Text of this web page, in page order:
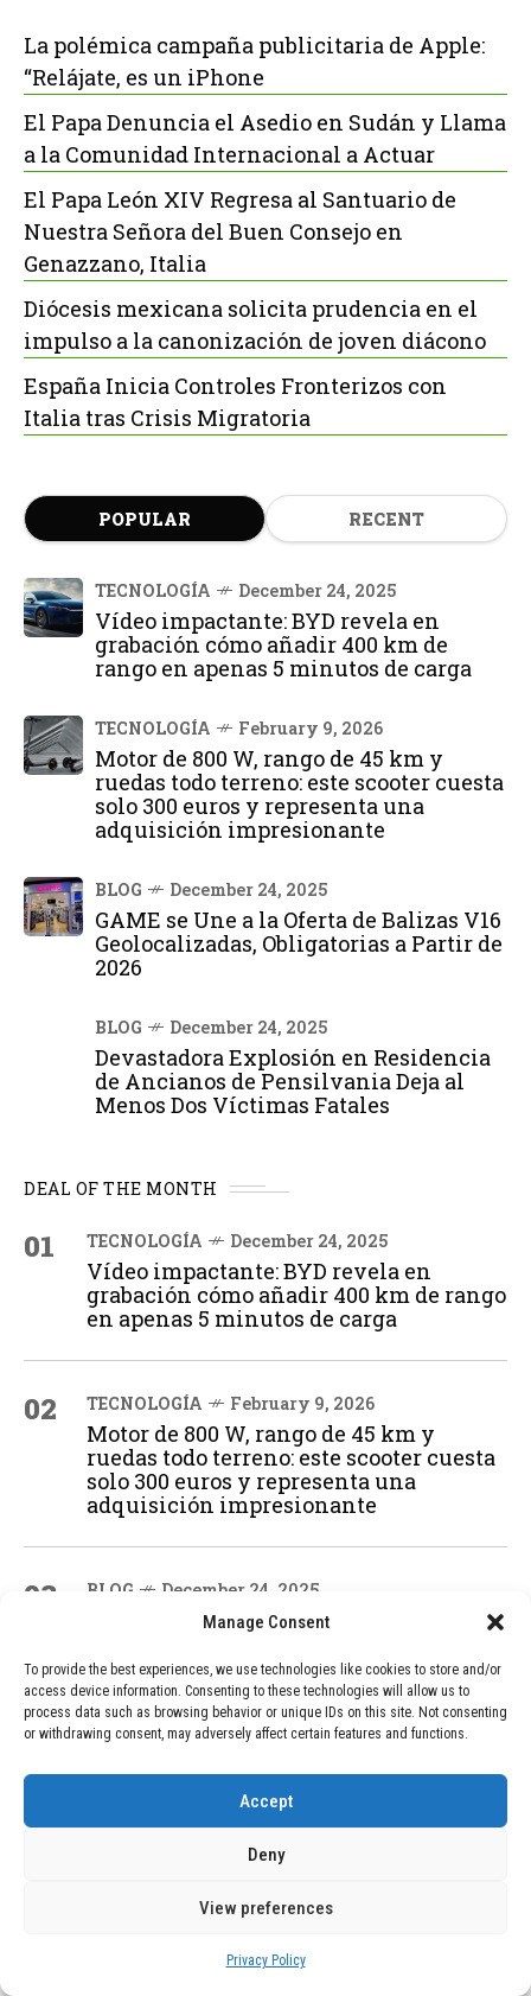
Manage Consent
To provide the best experiences, we use technologies like cookies to store and/or
access device information. Consenting to these technologies will allow us to
process data such as browsing behavior or unique IDs on this site. Not consenting
or withdrawing consent, may adversely affect certain features and functions.
Accept
Deny
View preferences
Privacy Policy
La polémica campaña publicitaria de Apple:
“Relájate, es un iPhone
El Papa Denuncia el Asedio en Sudán y Llama
a la Comunidad Internacional a Actuar
El Papa León XIV Regresa al Santuario de
Nuestra Señora del Buen Consejo en
Genazzano, Italia
Diócesis mexicana solicita prudencia en el
impulso a la canonización de joven diácono
España Inicia Controles Fronterizos con
Italia tras Crisis Migratoria
POPULAR RECENT
TECNOLOGÍA December 24, 2025
Vídeo impactante: BYD revela en
grabación cómo añadir 400 km de
rango en apenas 5 minutos de carga
TECNOLOGÍA February 9, 2026
Motor de 800 W, rango de 45 km y
ruedas todo terreno: este scooter cuesta
solo 300 euros y representa una
adquisición impresionante
BLOG December 24, 2025
GAME se Une a la Oferta de Balizas V16
Geolocalizadas, Obligatorias a Partir de
2026
BLOG December 24, 2025
Devastadora Explosión en Residencia
de Ancianos de Pensilvania Deja al
Menos Dos Víctimas Fatales
DEAL OF THE MONTH
01 TECNOLOGÍA December 24, 2025
Vídeo impactante: BYD revela en
grabación cómo añadir 400 km de rango
en apenas 5 minutos de carga
02 TECNOLOGÍA February 9, 2026
Motor de 800 W, rango de 45 km y
ruedas todo terreno: este scooter cuesta
solo 300 euros y representa una
adquisición impresionante
03 BLOG December 24, 2025
GAME se Une a la Oferta de Balizas V16
2026
Devastadora Explosión en Residencia
de Ancianos de Pensilvania Deja al
Menos Dos Víctimas Fatales